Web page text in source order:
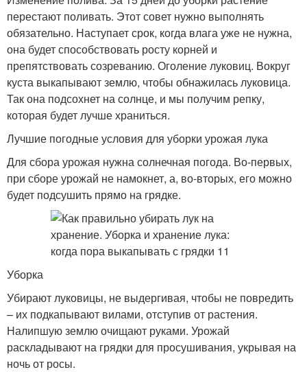
перестают поливать. Этот совет нужно выполнять
обязательно. Наступает срок, когда влага уже не нужна,
она будет способствовать росту корней и
препятствовать созреванию. Оголение луковиц. Вокруг
куста выкапывают землю, чтобы обнажилась луковица.
Так она подсохнет на солнце, и мы получим репку,
которая будет лучше храниться.
Лучшие погодные условия для уборки урожая лука
Для сбора урожая нужна солнечная погода. Во-первых,
при сборе урожай не намокнет, а, во-вторых, его можно
будет подсушить прямо на грядке.
Уборка
Убирают луковицы, не выдергивая, чтобы не повредить
– их подкапывают вилами, отступив от растения.
Налипшую землю очищают руками. Урожай
раскладывают на грядки для просушивания, укрывая на
ночь от росы.